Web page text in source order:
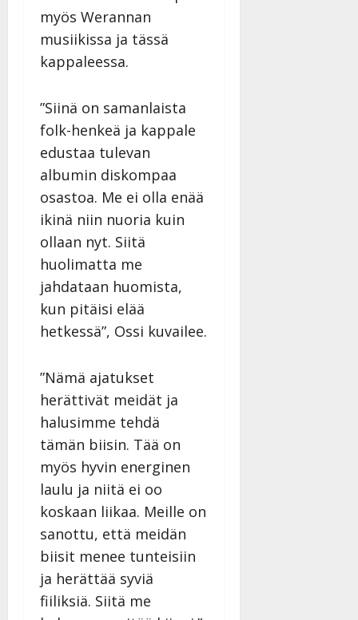
myös Werannan
musiikissa ja tässä
kappaleessa.
”Siinä on samanlaista
folk-henkeä ja kappale
edustaa tulevan
albumin diskompaa
osastoa. Me ei olla enää
ikinä niin nuoria kuin
ollaan nyt. Siitä
huolimatta me
jahdataan huomista,
kun pitäisi elää
hetkessä”, Ossi kuvailee.
”Nämä ajatukset
herättivät meidät ja
halusimme tehdä
tämän biisin. Tää on
myös hyvin energinen
laulu ja niitä ei oo
koskaan liikaa. Meille on
sanottu, että meidän
biisit menee tunteisiin
ja herättää syviä
fiiliksiä. Siitä me